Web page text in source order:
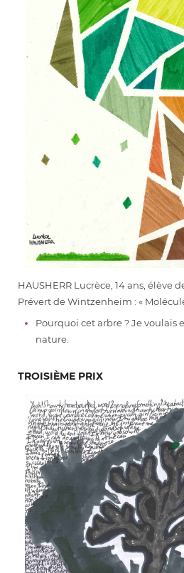
HAUSHERR Lucrèce, 14 ans, élève
Prévert de Wintzenheim : «
Pourquoi cet arbre ? Je voulais
nature.
TROISIÈME PRIX